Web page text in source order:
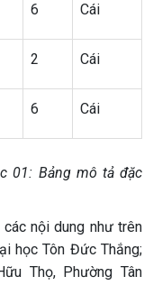
6 Cái
2 Cái
6 Cái
01: Bảng mô tả đặc
nội dung như trên
học Tôn Đức Thắng;
Thọ, Phường Tân